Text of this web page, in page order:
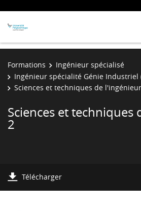
Formations
Ingénieur spécialisé
Ingénieur spécialité Génie Industriel
Sciences et techniques de
Sciences et techniques
2
Télécharger